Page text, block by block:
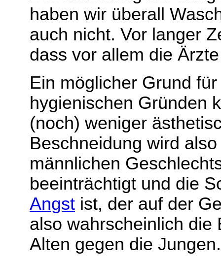
haben wir überall
auch nicht. Vor langer
dass vor allem die
Ein möglicher Grund
hygienischen Gründen
(noch) weniger
Beschneidung wird
männlichen
beeinträchtigt und die
Angst ist, der auf der
also wahrscheinlich die
Alten gegen die Jungen.